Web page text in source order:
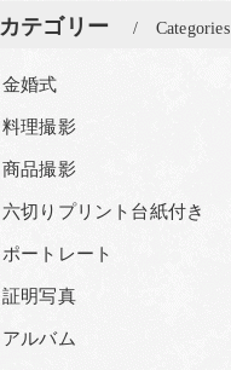
カテゴリー Categories
金婚式
料理撮影
商品撮影
六切りプリント台紙付き
ポートレート
証明写真
アルバム